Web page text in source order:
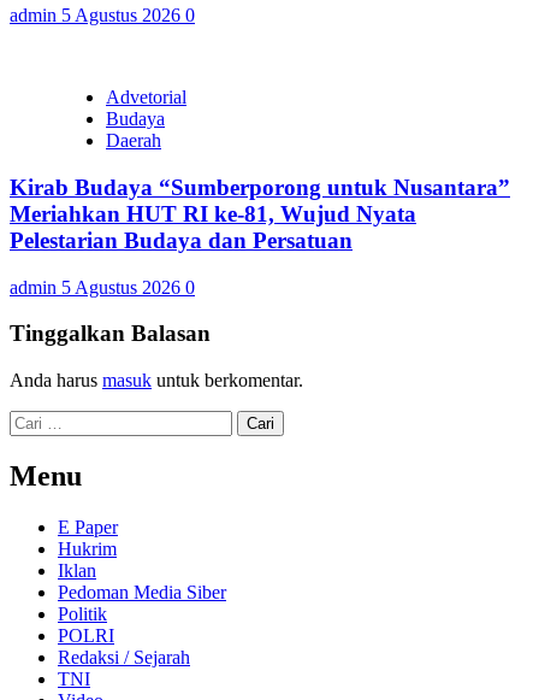
admin 5 Agustus 2026 0
Advetorial
Budaya
Daerah
Kirab Budaya “Sumberporong untuk Nusantara”
Meriahkan HUT RI ke-81, Wujud Nyata
Pelestarian Budaya dan Persatuan
admin 5 Agustus 2026 0
Tinggalkan Balasan
Anda harus masuk untuk berkomentar.
Cari
untuk:
Menu
E Paper
Hukrim
Iklan
Pedoman Media Siber
Politik
POLRI
Redaksi / Sejarah
TNI